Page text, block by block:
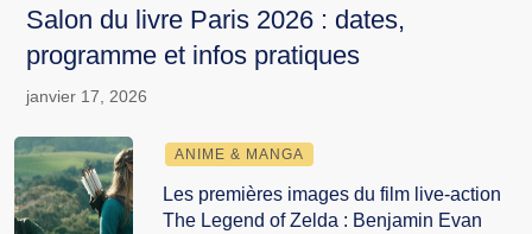
Salon du livre Paris 2026 : dates,
programme et infos pratiques
janvier 17, 2026
ANIME & MANGA
Les premières images du film live-action
The Legend of Zelda : Benjamin Evan